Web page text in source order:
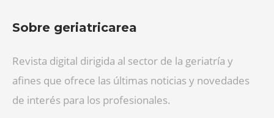
Sobre geriatricarea
Revista digital dirigida al sector de la geriatría y
afines que ofrece las últimas noticias y novedades
de interés para los profesionales.